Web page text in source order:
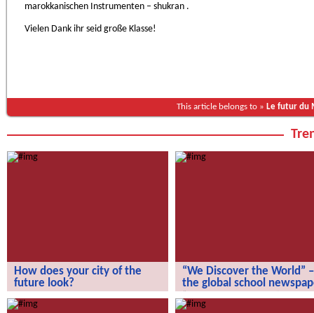
marokkanischen Instrumenten – shukran .
Vielen Dank ihr seid große Klasse!
This article belongs to » Le futur du
How does your city of the
future look?
look?
“We Discover the World” –
the global school
school newspaper!